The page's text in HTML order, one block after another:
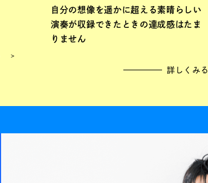
自分の想像を遥かに超える素晴らしい
演奏が収録できたときの達成感はたま
りません
詳しくみる